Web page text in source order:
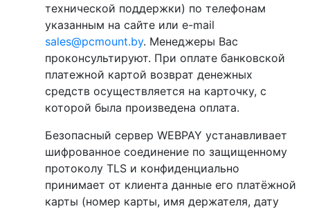
технической поддержки) по телефонам
указанным на сайте или e-mail
sales@pcmount.by. Менеджеры Вас
проконсультируют. При оплате банковской
платежной картой возврат денежных
средств осуществляется на карточку, с
которой была произведена оплата.
Безопасный сервер WEBPAY устанавливает
шифрованное соединение по защищенному
протоколу TLS и конфиденциально
принимает от клиента данные его платёжной
карты (номер карты, имя держателя, дату